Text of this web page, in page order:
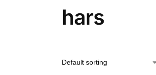
hars